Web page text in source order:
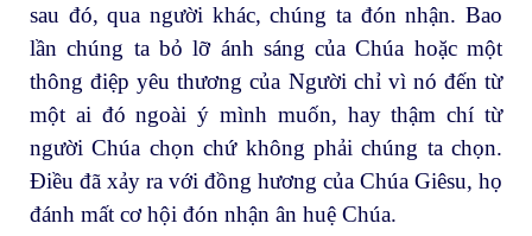
sau đó, qua người khác, chúng ta đón nhận. Bao
lần chúng ta bỏ lỡ ánh sáng của Chúa hoặc một
thông điệp yêu thương của Người chỉ vì nó đến từ
một ai đó ngoài ý mình muốn, hay thậm chí từ
người Chúa chọn chứ không phải chúng ta chọn.
Điều đã xảy ra với đồng hương của Chúa Giêsu, họ
đánh mất cơ hội đón nhận ân huệ Chúa.